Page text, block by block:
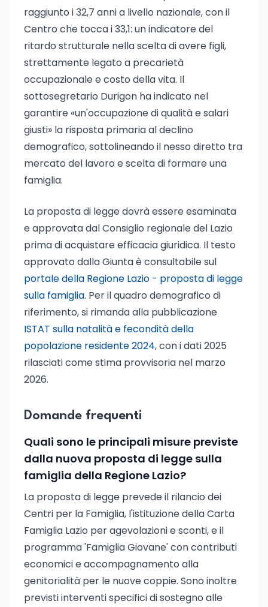
raggiunto i 32,7 anni a livello nazionale, con il
Centro che tocca i 33,1: un indicatore del
ritardo strutturale nella scelta di avere figli,
strettamente legato a precarietà
occupazionale e costo della vita. Il
sottosegretario Durigon ha indicato nel
garantire «un'occupazione di qualità e salari
giusti» la risposta primaria al declino
demografico, sottolineando il nesso diretto tra
mercato del lavoro e scelta di formare una
famiglia.
La proposta di legge dovrà essere esaminata
e approvata dal Consiglio regionale del Lazio
prima di acquistare efficacia giuridica. Il testo
approvato dalla Giunta è consultabile sul
portale della Regione Lazio - proposta di legge
sulla famiglia. Per il quadro demografico di
riferimento, si rimanda alla pubblicazione
ISTAT sulla natalità e fecondità della
popolazione residente 2024, con i dati 2025
rilasciati come stima provvisoria nel marzo
2026.
Domande frequenti
Quali sono le principali misure previste
dalla nuova proposta di legge sulla
famiglia della Regione Lazio?
La proposta di legge prevede il rilancio dei
Centri per la Famiglia, l'istituzione della Carta
Famiglia Lazio per agevolazioni e sconti, e il
programma 'Famiglia Giovane' con contributi
economici e accompagnamento alla
genitorialità per le nuove coppie. Sono inoltre
previsti interventi specifici di sostegno alle